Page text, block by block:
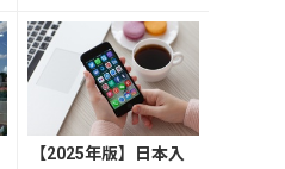
【2025年版】日本入